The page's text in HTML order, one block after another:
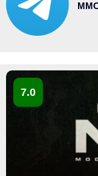
7.0